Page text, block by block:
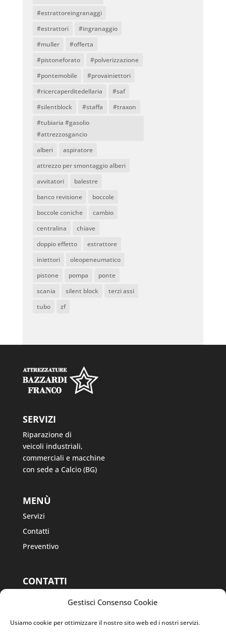
Gestisci Consenso Cookie
Usiamo cookie per ottimizzare il nostro sito web ed i nostri servizi.
#estrattoreingranaggi
#estrattori
#ingranaggio
#muller
#offerta
#pistoneforato
#polverizzazione
#pontemobile
#provainiettori
#ricercaperditedellaria
#saf
#silentblock
#staffa
#traxon
#tubiaria #gasolio
#attrezzosgancio
alberi
aspiratore
attrezzo per smontaggio alberi
avvitatori
balestre
banco revisione
boccole
boccole coniche
cambio
centralina
chiave
doppio effetto
estrattore
iniettori
oleopeneumatico
pistone
pompa
ponte
scania
silent block
terzi assi
tubo
zf
SERVIZI
Riparazione di
veicoli industriali,
commerciali e macchine
con sede a Calcio (BG)
MENÙ
Servizi
Contatti
Preventivo
CONTATTI
Cav., 38, 24054
Calcio BG